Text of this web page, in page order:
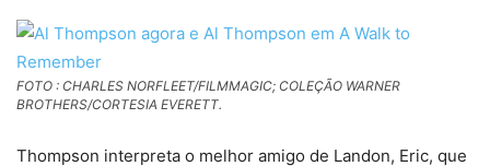
FOTO : CHARLES NORFLEET/FILMMAGIC; COLEÇÃO WARNER
BROTHERS/CORTESIA EVERETT.
Thompson interpreta o melhor amigo de Landon, Eric, que